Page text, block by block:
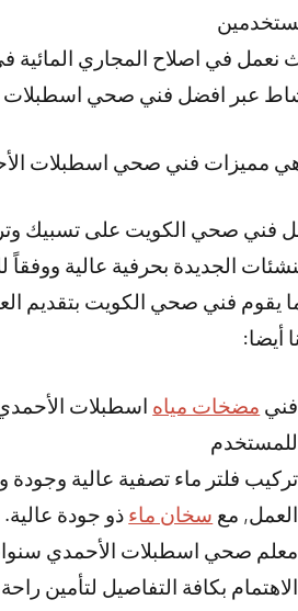
نعمل في اصلاح المجاري المائية
عبر افضل فني صحي اسطبلات
مميزات فني صحي اسطبلات
فني صحي الكويت على تسبيك
الجديدة بحرفية عالية ووفقاً
يقوم فني صحي الكويت بتقديم
أيضا:
فني مضخات مياه اسطبلات
للمستخدم
تركيب فلتر ماء تصفية عالية
العمل, مع سخان ماء ذو جودة عالية.
معلم صحي اسطبلات الأحمدي
الاهتمام بكافة التفاصيل لتأمين